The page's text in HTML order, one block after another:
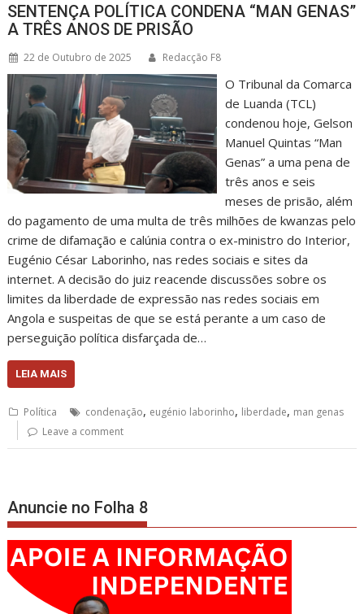
SENTENÇA POLÍTICA CONDENA “MAN GENAS”
A TRÊS ANOS DE PRISÃO
22 de Outubro de 2025 Redacção F8
O Tribunal da Comarca
de Luanda (TCL)
condenou hoje, Gelson
Manuel Quintas “Man
Genas” a uma pena de
três anos e seis
meses de prisão, além
do pagamento de uma multa de três milhões de kwanzas pelo
crime de difamação e calúnia contra o ex-ministro do Interior,
Eugénio César Laborinho, nas redes sociais e sites da
internet. A decisão do juiz reacende discussões sobre os
limites da liberdade de expressão nas redes sociais em
Angola e suspeitas de que se está perante a um caso de
perseguição política disfarçada de…
LEIA MAIS
Política condenação, eugénio laborinho, liberdade, man genas
Leave a comment
Anuncie no Folha 8